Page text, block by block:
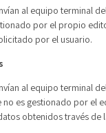
al equipo terminal
por el propio
por el usuario.
al equipo terminal
es gestionado por el
obtenidos través de